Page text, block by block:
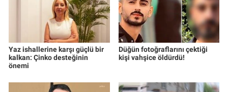
Yaz ishallerine karşı güçlü bir
kalkan: Çinko desteğinin
önemi
Düğün fotoğraflarını çektiği
kişi vahşice öldürdü!